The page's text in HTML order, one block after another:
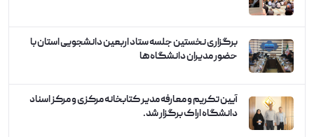
برگزاری نخستین جلسه ستاد اربعین دانشجویی استان با
حضور مدیران دانشگاه‌ها
آیین تکریم و معارفه مدیر کتابخانه مرکزی و مرکز اسناد
دانشگاه اراک برگزار شد.